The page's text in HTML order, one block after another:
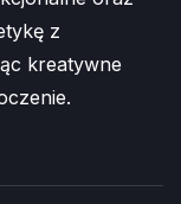
z
kreatywne